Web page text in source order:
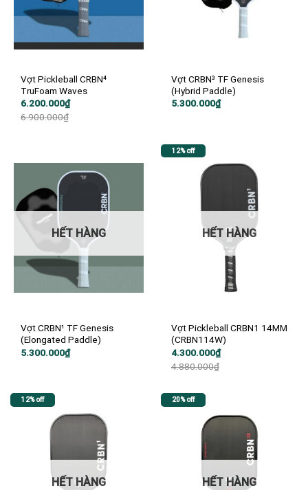
Vợt Pickleball CRBN⁴
TruFoam Waves
6.900.000₫
Giá
là:
6.200.000₫
Giá
tại
Vợt CRBN³ TF Genesis
(Hybrid Paddle)
5.300.000₫
HẾT HÀNG
Vợt CRBN¹ TF Genesis
(Elongated Paddle)
5.300.000₫
12% off
HẾT HÀNG
Vợt Pickleball CRBN1 14MM
(CRBN114W)
4.880.000₫
Giá
là:
4.300.000₫
Giá
tại
12% off
HẾT HÀNG
20% off
HẾT HÀNG